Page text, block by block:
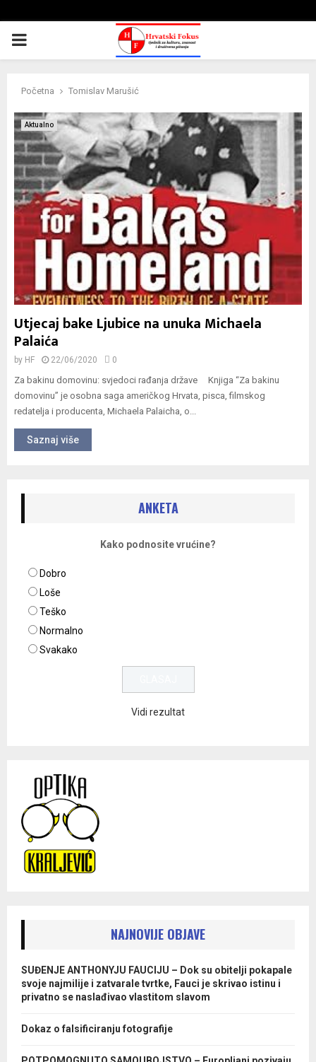
PRIMARY
Početna Tomislav Marušić
Aktualno
Utjecaj bake Ljubice na unuka Michaela
Palaića
by HF 22/06/2020 0
Za bakinu domovinu: svjedoci rađanja države Knjiga “Za bakinu
domovinu” je osobna saga američkog Hrvata, pisca, filmskog
redatelja i producenta, Michaela Palaicha, o...
Saznaj više
ANKETA
Kako podnosite vrućine?
Dobro
Loše
Teško
Normalno
Svakako
Vidi rezultat
NAJNOVIJE OBJAVE
SUĐENJE ANTHONYJU FAUCIJU – Dok su obitelji pokapale
svoje najmilije i zatvarale tvrtke, Fauci je skrivao istinu i
privatno se naslađivao vlastitom slavom
Dokaz o falsificiranju fotografije